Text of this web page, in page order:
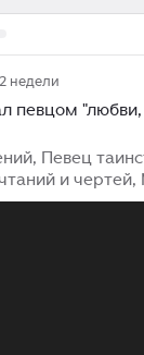
недели
певцом
чертей, Могил и рая
ветреной